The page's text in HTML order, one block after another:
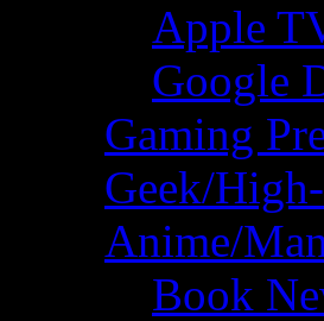
Apple
Google
Gaming
Geek/
Anime/
Book